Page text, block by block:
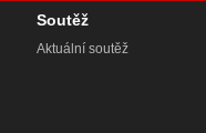
Soutěž
Aktuální soutěž